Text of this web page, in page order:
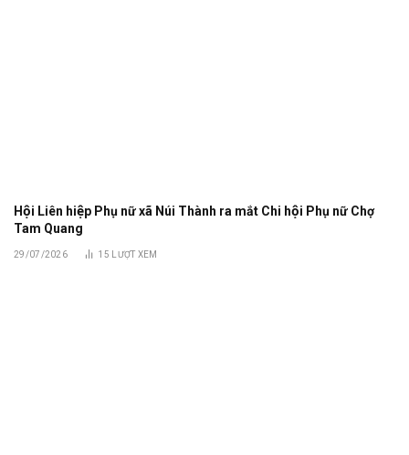
Hội Liên hiệp Phụ nữ xã Núi Thành ra mắt Chi hội Phụ nữ Chợ
Tam Quang
29/07/2026 15 LƯỢT XEM